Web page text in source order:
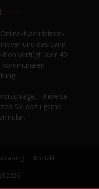
Nachrichten-
und das Land
verfügt über 40
kommunalen
Hinweise
Sie dazu gerne
Kontakt
2026